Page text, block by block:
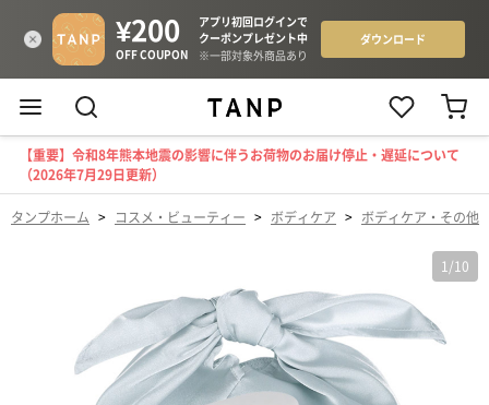
【重要】令和8年熊本地震の影響に伴うお荷物のお届け停止・遅延について
（2026年7月29日更新）
タンプホーム > コスメ・ビューティー > ボディケア > ボディケア・その他
1 /10